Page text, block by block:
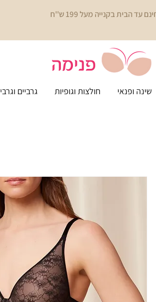
עד הבית בקנייה מעל 199 ש''ח
שינה ופנאי חולצות וגופיות גרביים